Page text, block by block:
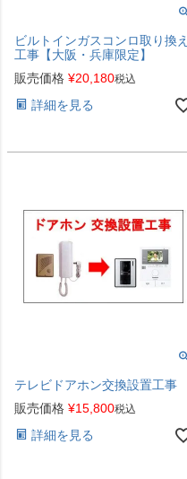
ビルトインガスコンロ取り換え
工事【大阪・兵庫限定】
販売価格 ¥20,180税込
詳細を見る
テレビドアホン交換設置工事
販売価格 ¥15,800税込
詳細を見る